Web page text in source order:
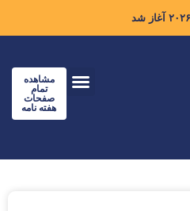
مشاهده
تمام
صفحات
هفته نامه